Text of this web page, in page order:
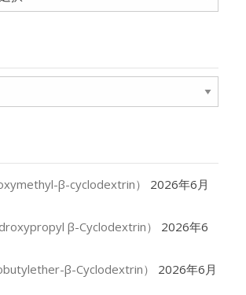
β-cyclodextrin）
2026年6月
β-Cyclodextrin）
2026年6
β-Cyclodextrin）
2026年6月